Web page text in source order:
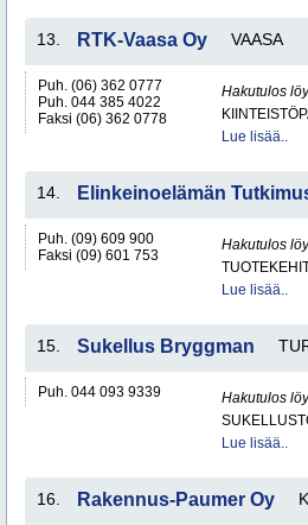
13. RTK-Vaasa Oy VAASA
Puh. (06) 362 0777
Puh. 044 385 4022
Faksi (06) 362 0778
Hakutulos
Lue lisää..
14. Elinkeinoelämän
Puh. (09) 609 900
Faksi (09) 601 753
Hakutulos
Lue lisää..
15. Sukellus Bryggman
Puh. 044 093 9339
Hakutulos
Lue lisää..
16. Rakennus-Paumer Oy